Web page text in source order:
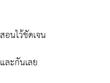
นไว้ชัดเจน
ละกันเลย